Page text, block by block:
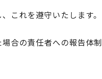
これを遵守いたします。
の責任者への報告体制